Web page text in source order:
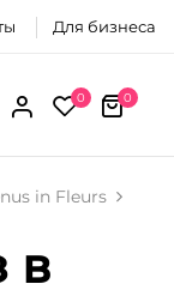
Для бизнеса
0 0
in Fleurs
в